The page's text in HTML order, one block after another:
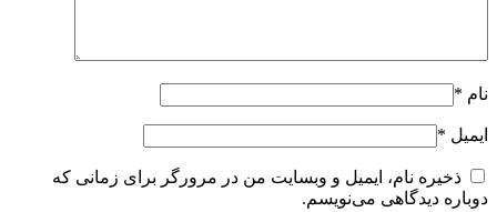
نام *
ایمیل *
ذخیره نام، ایمیل و وبسایت من در مرورگر برای زمانی که
دوباره دیدگاهی می‌نویسم.